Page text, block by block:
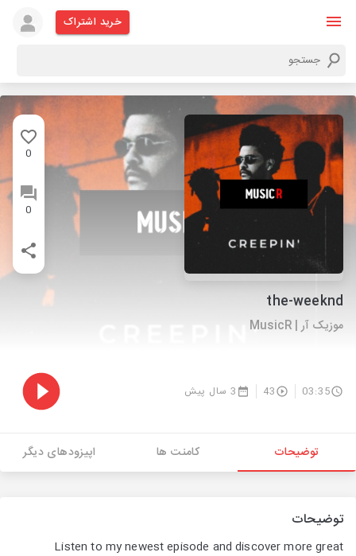
خرید اشتراک
0
0
the-weeknd
موزیک آر | MusicR
03:35
43 3 سال پیش
توضیحات کامنت ها اپیزودهای دیگر
توضیحات
Listen to my newest episode and discover more great